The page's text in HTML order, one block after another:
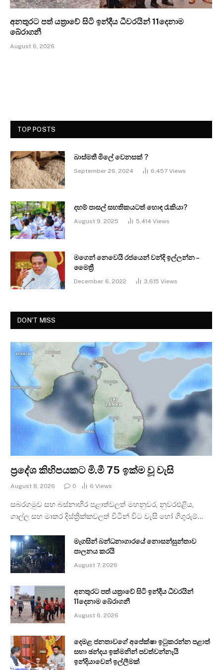
අනතුරට පත් යත්‍රාවේ සිටි ඉන්දීය ධීවරයින් 11දෙනාම
බේරාගනී
August 6, 2026
TOP POSTS
බාස්මතී මිලේ වෙනසක් ?
September 26, 2024 6,457 Views
දහම් පාසල් සහතිකයටත් හොඳ රැකියා?
August 9, 2025 5,414 Views
මගෙන් නෙවෙයි රජයෙන් වන්දි ඉල්ලන්න –
මෛත්‍රී
December 6, 2022 3,615 Views
DON'T MISS
ප්‍රදේශ කිහිපයකට මි.මී 75 ඉක්ම වූ වැසි
August 8, 2026 0 6 Views
සබරගමුව සහ බස්නාහිර පළාත්වලත් මහනුවර, නුවරඑළිය,
ගාල්ල සහ මාතර දිස්ත්‍රික්කවලත් විටින් විට වැසි හෝ ගිගුරුම්…
මැගසින් බන්ධනාගාරයේ නොසන්සුන්තාව
පාලනය කරයි
August 7, 2026
අනතුරට පත් යත්‍රාවේ සිටි ඉන්දීය ධීවරයින්
11දෙනාම බේරාගනී
August 6, 2026
දෙමළ ජනතාවගේ අපේක්ෂා ඉටුකරන්න පළාත්
සභා ඡන්දය ඉක්මනින් පවත්වන්නැයි
ඉන්දියාවෙන් ඉල්ලීමක්